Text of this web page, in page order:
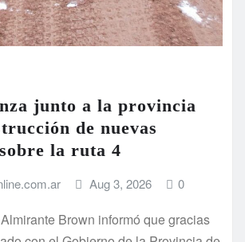
junto a la provincia
de nuevas
la ruta 4
Aug 3, 2026
Brown informó que gracias
con el Gobierno de la Provincia de